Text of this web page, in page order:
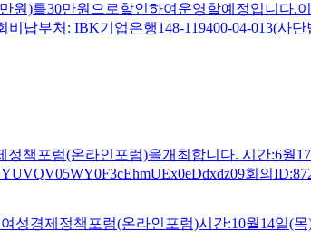
원)를30만원으로할인하여운영할예정입니다
납부처: IBK기업은행148-119400-04-013(사
정책포럼(온라인포럼)을개최합니다. 시간:6월
회의
성경제정책포럼(온라인포럼)시간:10월14일(